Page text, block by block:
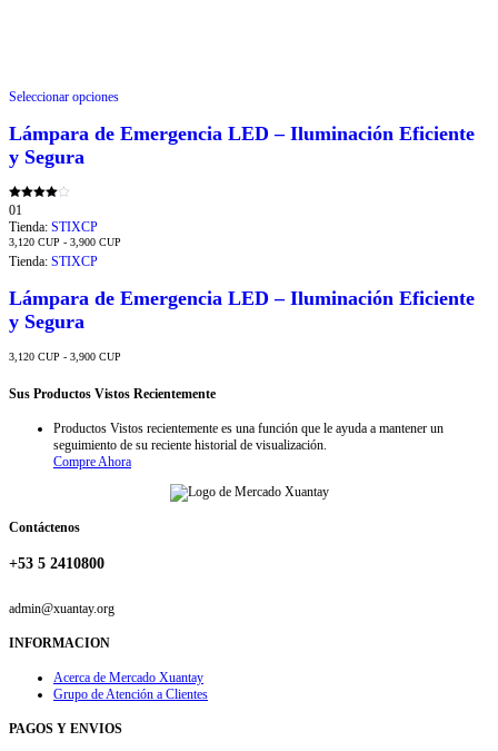
Seleccionar opciones
Lámpara de Emergencia LED – Iluminación Eficiente
y Segura
Valorado
con
4.00
de 5
01
Tienda: STIXCP
3,120 CUP - 3,900 CUP
3,120 CUP
hasta
Tienda: STIXCP
Lámpara de Emergencia LED – Iluminación Eficiente
y Segura
3,120 CUP - 3,900 CUP
desde
3,900 CUP
Sus Productos Vistos Recientemente
Productos Vistos recientemente es una función que le ayuda a mantener un
seguimiento de su reciente historial de visualización.
Compre Ahora
Contáctenos
+53 5 2410800
admin@xuantay.org
INFORMACION
Acerca de Mercado Xuantay
Grupo de Atención a Clientes
PAGOS Y ENVIOS